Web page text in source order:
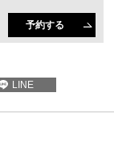
予約する
LINE